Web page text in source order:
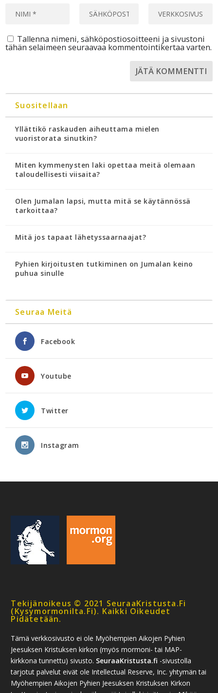
Tallenna nimeni, sähköpostiosoitteeni ja sivustoni
tähän selaimeen seuraavaa kommentointikertaa varten.
Suositellaan
Yllättikö raskauden aiheuttama mielen
vuoristorata sinutkin?
Miten kymmenysten laki opettaa meitä olemaan
taloudellisesti viisaita?
Olen Jumalan lapsi, mutta mitä se käytännössä
tarkoittaa?
Mitä jos tapaat lähetyssaarnaajat?
Pyhien kirjoitusten tutkiminen on Jumalan keino
puhua sinulle
Seuraa Meitä
Facebook
Youtube
Twitter
Instagram
Tekijänoikeus © 2021 SeuraaKristusta.fi
(kysymormonilta.fi). Kaikki Oikeudet
Pidätetään.
Tämä verkkosivusto ei ole Myöhempien Aikojen Pyhien
Jeesuksen Kristuksen kirkon (myös mormoni- tai MAP-
kirkkona tunnettu) sivusto. SeuraaKristusta.fi -sivustolla
tarjotut palvelut eivät ole Intellectual Reserve, Inc. yhtymän tai
Myöhempien Aikojen Pyhien Jeesuksen Kristuksen Kirkon